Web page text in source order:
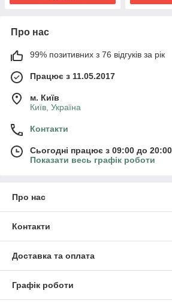
Про нас
99% позитивних з 76 відгуків за рік
Працює з 11.05.2017
м. Київ
Київ, Україна
Контакти
Сьогодні працює з 09:00 до 20:00
Показати весь графік роботи
Про нас
Контакти
Доставка та оплата
Графік роботи